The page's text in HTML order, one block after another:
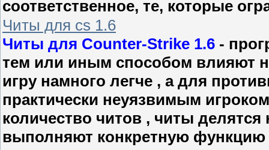
соответственное, те, которые
Читы для cs 1.6
Читы для Counter-Strike 1.6 -
тем или иным способом влияют
игру намного легче , а для
практически неуязвимым
количество читов , читы
выполняют конкретную функцию